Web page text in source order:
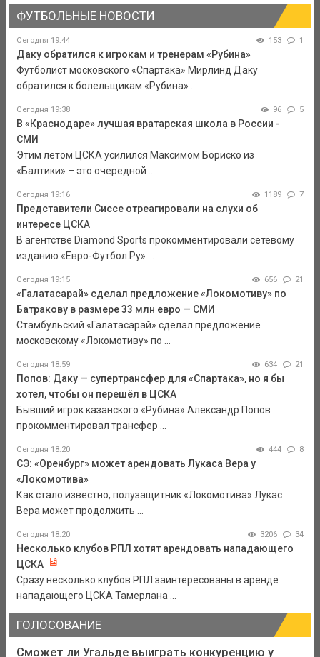
ФУТБОЛЬНЫЕ НОВОСТИ
Сегодня 19:44 153 1
Даку обратился к игрокам и тренерам «Рубина»
Футболист московского «Спартака» Мирлинд Даку
обратился к болельщикам «Рубина» ...
Сегодня 19:38 96 5
В «Краснодаре» лучшая вратарская школа в России -
СМИ
Этим летом ЦСКА усилился Максимом Бориско из
«Балтики» – это очередной ...
Сегодня 19:16 1189 7
Представители Сиссе отреагировали на слухи об
интересе ЦСКА
В агентстве Diamond Sports прокомментировали сетевому
изданию «Евро-Футбол.Ру» ...
Сегодня 19:15 656 21
«Галатасарай» сделал предложение «Локомотиву» по
Батракову в размере 33 млн евро — СМИ
Стамбульский «Галатасарай» сделал предложение
московскому «Локомотиву» по ...
Сегодня 18:59 634 21
Попов: Даку — супертрансфер для «Спартака», но я бы
хотел, чтобы он перешёл в ЦСКА
Бывший игрок казанского «Рубина» Александр Попов
прокомментировал трансфер ...
Сегодня 18:20 444 8
СЭ: «Оренбург» может арендовать Лукаса Вера у
«Локомотива»
Как стало известно, полузащитник «Локомотива» Лукас
Вера может продолжить ...
Сегодня 18:20 3206 34
Несколько клубов РПЛ хотят арендовать нападающего
ЦСКА
Сразу несколько клубов РПЛ заинтересованы в аренде
нападающего ЦСКА Тамерлана ...
ГОЛОСОВАНИЕ
Сможет ли Угальде выиграть конкуренцию у